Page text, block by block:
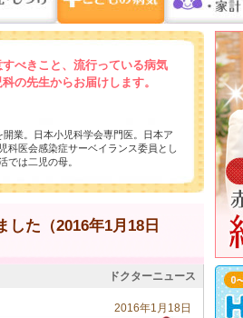
べきこと、流行っている病気
の先生からお届けします。
業。日本小児科学会専門医。日本ア
科医会感染症サーベイランス委員とし
では二児の母。
た（2016年1月18日
ドクターニュース
2016年1月18日